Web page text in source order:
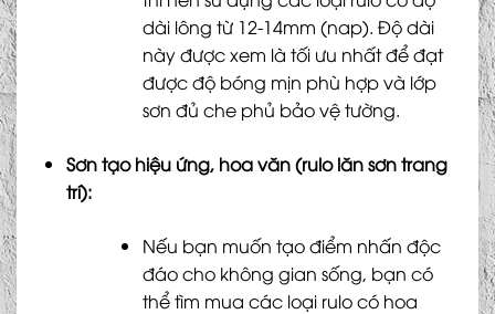
dài lông từ 12-14mm (nap). Độ dài
này được xem là tối ưu nhất để đạt
được độ bóng mịn phù hợp và lớp
sơn đủ che phủ bảo vệ tường.
Sơn tạo hiệu ứng, hoa văn (rulo lăn sơn trang
trí):
Nếu bạn muốn tạo điểm nhấn độc
đáo cho không gian sống, bạn có
thể tìm mua các loại rulo có hoa